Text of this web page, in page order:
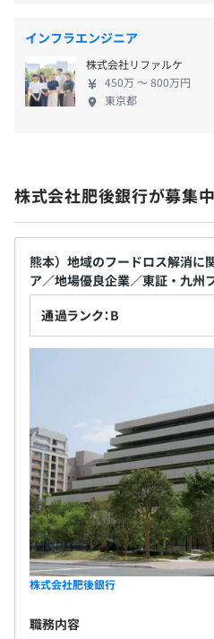
社会保険完備（健康保険・厚
契約更新の有無・契約期間の
あり(最大1年)
契約更新の判断基準
契約の更新は、本人の能力、
（正社員登用を前提としてい
契約更新の上限
最大1年
12カ月
客さまの課題解決に向けた
光・農林水産分野への取り
よるワンストップでの金融サー
く環境】 私たちは、社員の
インフラエンジニア
株式会社リファルケ
450万 〜 800万円
東京都
株式会社肥後銀行が募集
熊本）地域のフードロス解消に
ア／地場優良企業／東証・九州
通過ランク：B
株式会社肥後銀行
職務内容